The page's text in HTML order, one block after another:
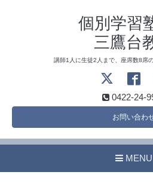
個別学習
三鷹台
講師1人に生徒2人まで、座席数8席
0422-24-
お問い合わ
MENU